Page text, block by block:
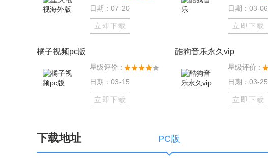
日期：07-20
立即下载
日期：03-06
立即下载
橘子视频pc版
星级评价 :
日期：03-15
立即下载
酷狗音乐永久vip
星级评价 :
日期：03-25
立即下载
下载地址 PC版